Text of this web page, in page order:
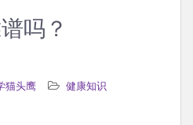
吗？
猫头鹰 健康知识